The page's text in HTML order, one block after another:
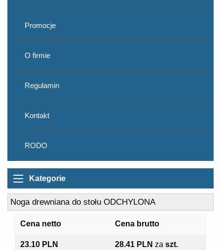
Promocje
O firmie
Regulamin
Kontakt
RODO
Kategorie
Noga drewniana do stołu ODCHYLONA
Cena netto Cena brutto
23.10 PLN 28.41 PLN za szt.